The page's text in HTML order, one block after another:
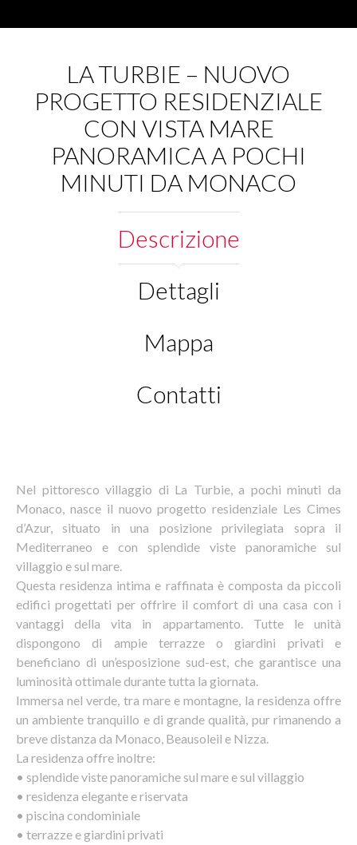
LA TURBIE – NUOVO
PROGETTO RESIDENZIALE
CON VISTA MARE
PANORAMICA A POCHI
MINUTI DA MONACO
Descrizione
Dettagli
Mappa
Contatti
Nel pittoresco villaggio di La Turbie, a pochi minuti da
Monaco, nasce il nuovo progetto residenziale Les Cimes
d’Azur, situato in una posizione privilegiata sopra il
Mediterraneo e con splendide viste panoramiche sul
villaggio e sul mare.
Questa residenza intima e raffinata è composta da piccoli
edifici progettati per offrire il comfort di una casa con i
vantaggi della vita in appartamento. Tutte le unità
dispongono di ampie terrazze o giardini privati e
beneficiano di un’esposizione sud-est, che garantisce una
luminosità ottimale durante tutta la giornata.
Immersa nel verde, tra mare e montagne, la residenza offre
un ambiente tranquillo e di grande qualità, pur rimanendo a
breve distanza da Monaco, Beausoleil e Nizza.
La residenza offre inoltre:
• splendide viste panoramiche sul mare e sul villaggio
• residenza elegante e riservata
• piscina condominiale
• terrazze e giardini privati